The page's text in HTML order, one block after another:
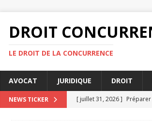
DROIT
LE DROIT DE LA CONCURRENCE
AVOCAT JURIDIQUE DROIT
NEWS TICKER [ juillet 31, 2026 ]